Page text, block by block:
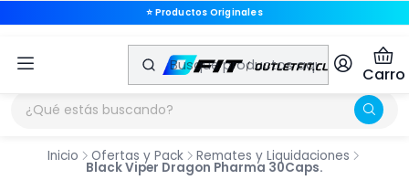
⭐ Productos Originales
Carro
Inicio Ofertas y Pack Remates y Liquidaciones
Black Viper Dragon Pharma 30Caps.
⭐ Productos Originales